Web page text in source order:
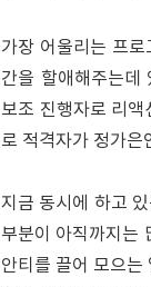
가장 어울리는 프
간을 할애해주는데
보조 진행자로 리
로 적격자가 정가은
지금 동시에 하고
부분이 아직까지는
안티를 끌어 모으는